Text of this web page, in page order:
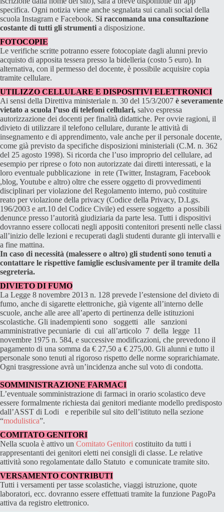
specifica. Ogni notizia viene anche segnalata sui canali social della
scuola Instagram e Facebook. Si raccomanda una consultazione
costante di tutti gli strumenti a disposizione.
FOTOCOPIE
Le verifiche scritte potranno essere fotocopiate dagli alunni previo
acquisto di apposita tessera presso la bidelleria (costo 5 euro). In
alternativa, con il permesso del docente, è possibile acquisire copia
tramite cellulare.
UTILIZZO CELLULARE E DISPOSITIVI ELETTRONICI
Ai sensi della Direttiva ministeriale n. 30 del 15/3/2007 è severamente
vietato a scuola l’uso di telefoni cellulari, salvo espressa
autorizzazione dei docenti per finalità didattiche. Per ovvie ragioni, il
divieto di utilizzare il telefono cellulare, durante le attività di
insegnamento e di apprendimento, vale anche per il personale docente,
come già previsto da specifiche disposizioni ministeriali (C.M. n. 362
del 25 agosto 1998). Si ricorda che l’uso improprio del cellulare, ad
esempio per riprese o foto non autorizzate dai diretti interessati, e la
loro eventuale pubblicazione in rete (Twitter, Instagram, Facebook
,blog, Youtube e altro) oltre che essere oggetto di provvedimenti
disciplinari per violazione del Regolamento interno, può costituire
reato per violazione della privacy (Codice della Privacy, D.Lgs.
196/2003 e art.10 del Codice Civile) ed essere soggetto a possibili
denunce presso l’autorità giudiziaria da parte lesa. Tutti i dispositivi
dovranno essere collocati negli appositi contenitori presenti nelle classi
all’inizio delle lezioni e recuperati dagli studenti durante gli intervalli e
a fine mattina.
In caso di necessità (malessere o altro) gli studenti sono tenuti a
contattare le rispettive famiglie esclusivamente per il tramite della
segreteria.
DIVIETO DI FUMO
La Legge 8 novembre 2013 n. 128 prevede l’estensione del divieto di
fumo, anche di sigarette elettroniche, già vigente all’interno delle
scuole, anche alle aree all’aperto di pertinenza delle istituzioni
scolastiche. Gli inadempienti sono soggetti alle sanzioni
amministrative pecuniarie di cui all’articolo 7 della legge 11
novembre 1975 n. 584, e successive modificazioni, che prevedono il
pagamento di una somma da € 27,50 a € 275,00. Gli alunni e tutto il
personale sono tenuti al rigoroso rispetto delle norme soprarichiamate.
Ogni trasgressione avrà un’incidenza anche sul voto di condotta.
SOMMINISTRAZIONE FARMACI
L’eventuale somministrazione di farmaci in orario scolastico deve
essere formalmente richiesta dai genitori mediante modello predisposto
dall’ASST di Lodi e reperibile sul sito dell’istituto nella sezione
“modulistica”.
COMITATO GENITORI
Nella scuola è attivo un Comitato Genitori costituito da tutti i
rappresentanti dei genitori eletti nei consigli di classe. Le relative
attività sono regolamentate dallo Statuto e comunicate tramite sito.
VERSAMENTO CONTRIBUTI
Tutti i versamenti per tasse scolastiche, viaggi istruzione, quote
laboratori, ecc. dovranno essere effettuati tramite la funzione PagoPa
attiva da registro elettronico.